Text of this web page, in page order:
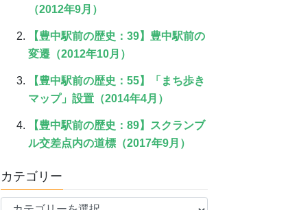
（2012年9月）
【豊中駅前の歴史：39】豊中駅前の
変遷（2012年10月）
【豊中駅前の歴史：55】「まち歩き
マップ」設置（2014年4月）
【豊中駅前の歴史：89】スクランブ
ル交差点内の道標（2017年9月）
カテゴリー